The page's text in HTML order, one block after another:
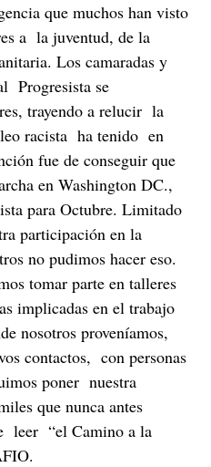
que muchos han visto
a la juventud, de la
Los camaradas y
Progresista se
trayendo a relucir la
racista ha tenido en
fue de conseguir que
en Washington DC.,
para Octubre. Limitado
participación en la
no pudimos hacer eso.
tomar parte en talleres
implicadas en el trabajo
nosotros proveníamos,
contactos, con personas
poner nuestra
que nunca antes
leer “el Camino a la